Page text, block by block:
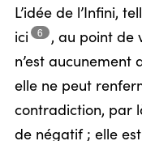
L’idée de l’Infini,
ici
6 , au point de
n’est aucunement
elle ne peut
contradiction, par
de négatif ; elle